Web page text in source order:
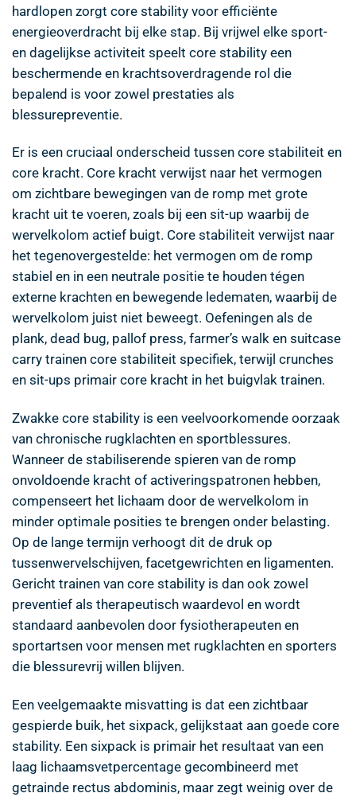
hardlopen zorgt core stability voor efficiënte
energieoverdracht bij elke stap. Bij vrijwel elke sport-
en dagelijkse activiteit speelt core stability een
beschermende en krachtsoverdragende rol die
bepalend is voor zowel prestaties als
blessurepreventie.
Er is een cruciaal onderscheid tussen core stabiliteit en
core kracht. Core kracht verwijst naar het vermogen
om zichtbare bewegingen van de romp met grote
kracht uit te voeren, zoals bij een sit-up waarbij de
wervelkolom actief buigt. Core stabiliteit verwijst naar
het tegenovergestelde: het vermogen om de romp
stabiel en in een neutrale positie te houden tégen
externe krachten en bewegende ledematen, waarbij de
wervelkolom juist niet beweegt. Oefeningen als de
plank, dead bug, pallof press, farmer’s walk en suitcase
carry trainen core stabiliteit specifiek, terwijl crunches
en sit-ups primair core kracht in het buigvlak trainen.
Zwakke core stability is een veelvoorkomende oorzaak
van chronische rugklachten en sportblessures.
Wanneer de stabiliserende spieren van de romp
onvoldoende kracht of activeringspatronen hebben,
compenseert het lichaam door de wervelkolom in
minder optimale posities te brengen onder belasting.
Op de lange termijn verhoogt dit de druk op
tussenwervelschijven, facetgewrichten en ligamenten.
Gericht trainen van core stability is dan ook zowel
preventief als therapeutisch waardevol en wordt
standaard aanbevolen door fysiotherapeuten en
sportartsen voor mensen met rugklachten en sporters
die blessurevrij willen blijven.
Een veelgemaakte misvatting is dat een zichtbaar
gespierde buik, het sixpack, gelijkstaat aan goede core
stability. Een sixpack is primair het resultaat van een
laag lichaamsvetpercentage gecombineerd met
getrainde rectus abdominis, maar zegt weinig over de